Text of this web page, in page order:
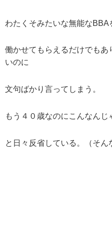
わたくそみたいな無能なBBA
働かせてもらえるだけでも
いのに
文句ばかり言ってしまう。
もう４０歳なのにこんなんじ
と日々反省している。（そん